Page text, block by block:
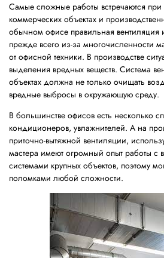
Самые сложные работы встречаются при
коммерческих объектах и
обычном офисе правильная вентиляция
прежде всего из-за многочисленности
от офисной техники. В производстве
выделения вредных веществ. Система
объектах должна не только очищать
вредные выбросы в окружающую среду.
В большинстве офисов есть несколько
кондиционеров, увлажнителей. А на
приточно-вытяжной вентиляции,
мастера имеют огромный опыт работы с
системами крупных объектов, поэтому
поломками любой сложности.